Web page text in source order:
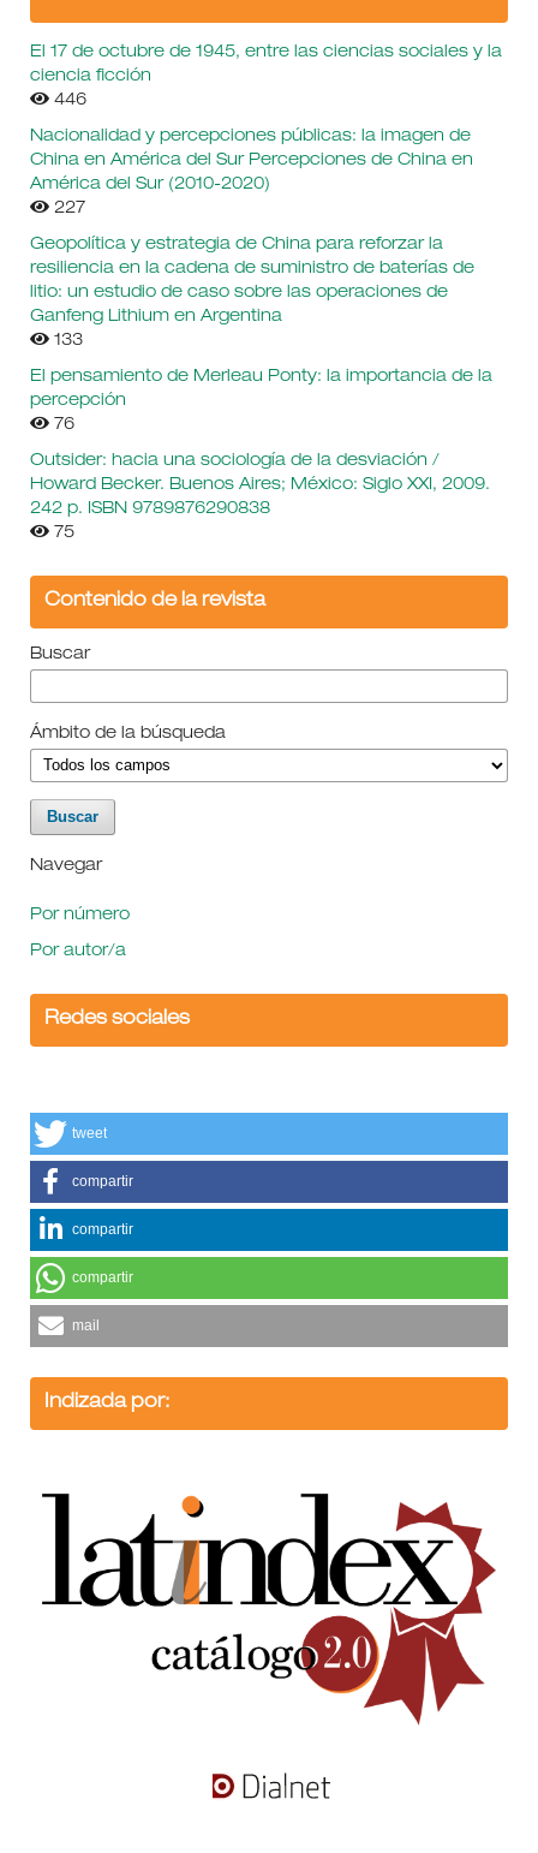
El 17 de octubre de 1945, entre las ciencias sociales y la
ciencia ficción
446
Nacionalidad y percepciones públicas: la imagen de
China en América del Sur Percepciones de China en
América del Sur (2010-2020)
227
Geopolítica y estrategia de China para reforzar la
resiliencia en la cadena de suministro de baterías de
litio: un estudio de caso sobre las operaciones de
Ganfeng Lithium en Argentina
133
El pensamiento de Merleau Ponty: la importancia de la
percepción
76
Outsider: hacia una sociología de la desviación /
Howard Becker. Buenos Aires; México: Siglo XXI, 2009.
242 p. ISBN 9789876290838
75
Contenido de la revista
Buscar
Ámbito de la búsqueda
Navegar
Por número
Por autor/a
Redes sociales
tweet
compartir
compartir
compartir
mail
Indizada por: